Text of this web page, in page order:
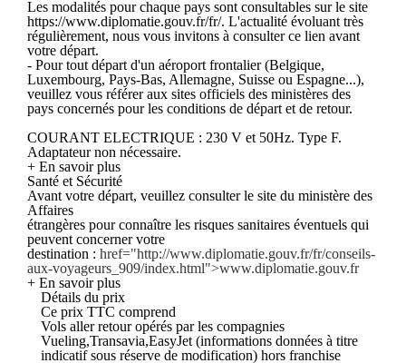
Les modalités pour chaque pays sont consultables sur le site
https://www.diplomatie.gouv.fr/fr/. L'actualité évoluant très
régulièrement, nous vous invitons à consulter ce lien avant
votre départ.
- Pour tout départ d'un aéroport frontalier (Belgique,
Luxembourg, Pays-Bas, Allemagne, Suisse ou Espagne...),
veuillez vous référer aux sites officiels des ministères des
pays concernés pour les conditions de départ et de retour.
COURANT ELECTRIQUE : 230 V et 50Hz. Type F.
Adaptateur non nécessaire.
+ En savoir plus
Santé et Sécurité
Avant votre départ, veuillez consulter le site du ministère des
Affaires
étrangères pour connaître les risques sanitaires éventuels qui
peuvent concerner votre
destination : href="http://www.diplomatie.gouv.fr/fr/conseils-
aux-voyageurs_909/index.html">www.diplomatie.gouv.fr
+ En savoir plus
Détails du prix
Ce prix TTC comprend
Vols aller retour opérés par les compagnies
Vueling,Transavia,EasyJet (informations données à titre
indicatif sous réserve de modification) hors franchise